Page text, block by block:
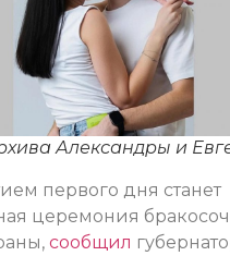
Александры и
первого дня станет
церемония
сообщил